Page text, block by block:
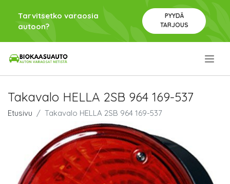
Tarvitsetko varaosia
autoon?
PYYDÄ
TARJOUS
Takavalo HELLA 2SB 964 169-537
Etusivu Takavalo HELLA 2SB 964 169-537